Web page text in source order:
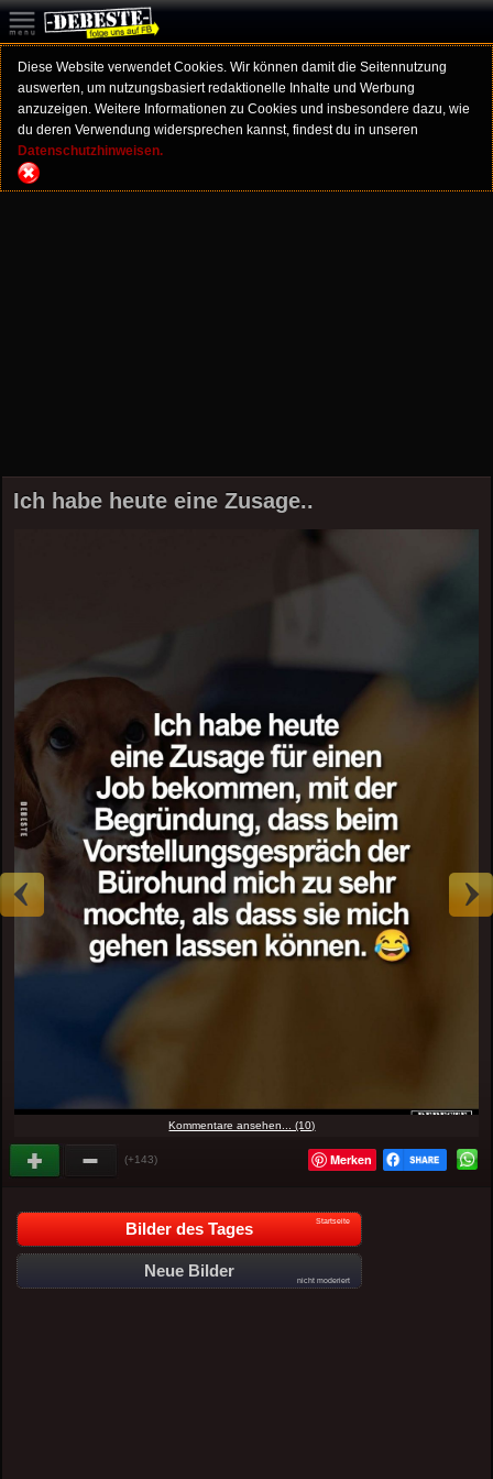
Diese Website verwendet Cookies. Wir können damit die Seitennutzung
auswerten, um nutzungsbasiert redaktionelle Inhalte und Werbung
anzuzeigen. Weitere Informationen zu Cookies und insbesondere dazu, wie
du deren Verwendung widersprechen kannst, findest du in unseren
Datenschutzhinweisen.
Ich habe heute eine Zusage..
Kommentare ansehen... (10)
(+143) Merken
Bilder des Tages Startseite
Neue Bilder
nicht moderiert